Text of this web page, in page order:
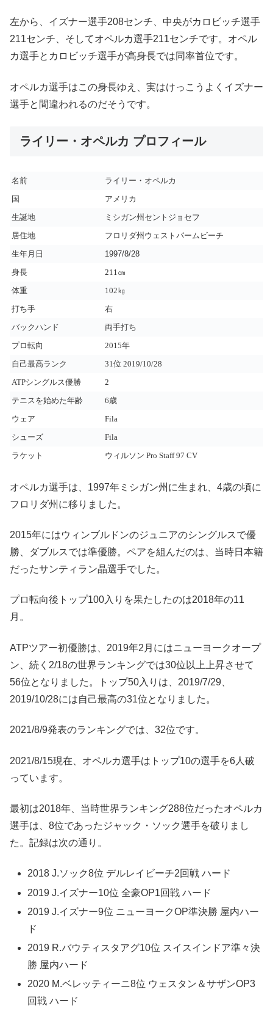
左から、イズナー選手208センチ、中央がカロビッチ選手
211センチ、そしてオペルカ選手211センチです。オペル
カ選手とカロビッチ選手が高身長では同率首位です。
オペルカ選手はこの身長ゆえ、実はけっこうよくイズナー
選手と間違われるのだそうです。
ライリー・オペルカ プロフィール
名前 ライリー・オペルカ
国 アメリカ
生誕地 ミシガン州セントジョセフ
居住地 フロリダ州ウェストパームビーチ
生年月日 1997/8/28
身長 211㎝
体重 102㎏
打ち手 右
バックハンド 両手打ち
プロ転向 2015年
自己最高ランク 31位 2019/10/28
ATPシングルス優勝 2
テニスを始めた年齢 6歳
ウェア Fila
シューズ Fila
ラケット ウィルソン Pro Staff 97 CV
オペルカ選手は、1997年ミシガン州に生まれ、4歳の頃に
フロリダ州に移りました。
2015年にはウィンブルドンのジュニアのシングルスで優
勝、ダブルスでは準優勝。ペアを組んだのは、当時日本籍
だったサンティラン晶選手でした。
プロ転向後トップ100入りを果たしたのは2018年の11
月。
ATPツアー初優勝は、2019年2月にはニューヨークオープ
ン、続く2/18の世界ランキングでは30位以上上昇させて
56位となりました。トップ50入りは、2019/7/29、
2019/10/28には自己最高の31位となりました。
2021/8/9発表のランキングでは、32位です。
2021/8/15現在、オペルカ選手はトップ10の選手を6人破
っています。
最初は2018年、当時世界ランキング288位だったオペルカ
選手は、8位であったジャック・ソック選手を破りまし
た。記録は次の通り。
2018 J.ソック8位 デルレイビーチ2回戦 ハード
2019 J.イズナー10位 全豪OP1回戦 ハード
2019 J.イズナー9位 ニューヨークOP準決勝 屋内ハー
ド
2019 R.バウティスタアグ10位 スイスインドア準々決
勝 屋内ハード
2020 M.ベレッティーニ8位 ウェスタン＆サザンOP3
回戦 ハード